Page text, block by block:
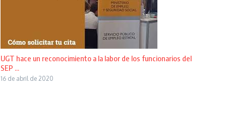
UGT hace un reconocimiento a la labor de los funcionarios del
SEP ...
16 de abril de 2020